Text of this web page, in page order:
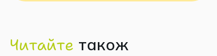
Читайтe також